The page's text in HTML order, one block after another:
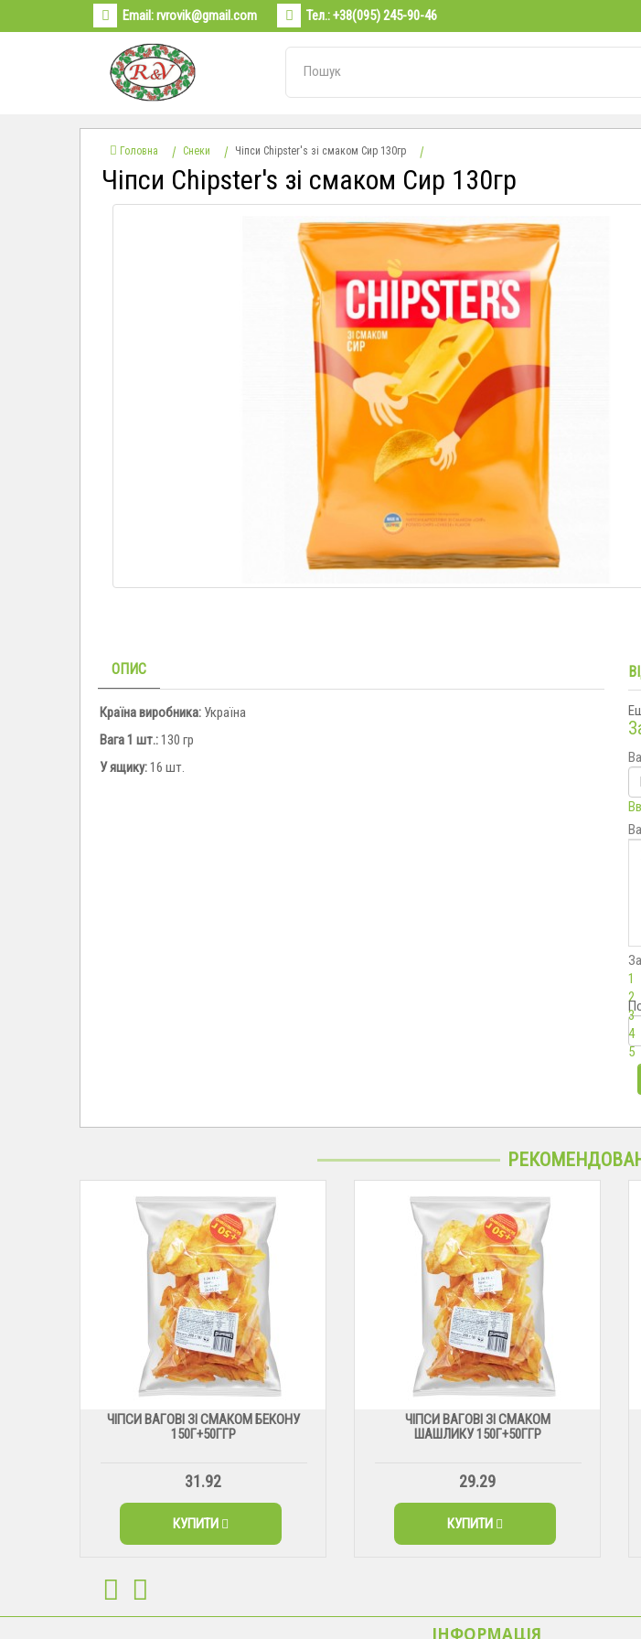
Email:rvrovik@gmail.com Тел.:+38(095) 245-90-46
Головна Снеки Чіпси Chipster's зі смаком Сир 130гр
Чіпси Chipster's зі смаком Сир 130гр
ОПИС
Країна виробника:Україна
Вага 1 шт.:130 гр
У ящику:16 шт.
1
2
3
4
5
ЧІПСИ ВАГОВІ ЗІ СМАКОМ БЕКОНУ
150Г+50ГГР
31.92
КУПИТИ
ЧІПСИ ВАГОВІ ЗІ СМАКОМ
ШАШЛИКУ 150Г+50ГГР
29.29
КУПИТИ
ІНФОРМАЦІЯ